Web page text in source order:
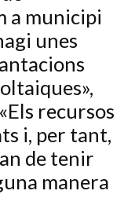
a municipi
unes
recursos
i, per tant,
de tenir
manera